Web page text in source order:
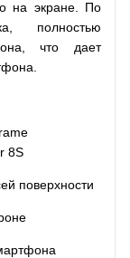
на экране. По
полностью
что дает
8S
поверхности